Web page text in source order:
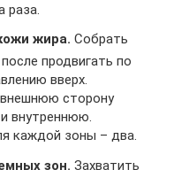
раза.
жира. Собрать
продвигать по
вверх.
сторону
внутреннюю.
каждой зоны – два.
зон. Захватить